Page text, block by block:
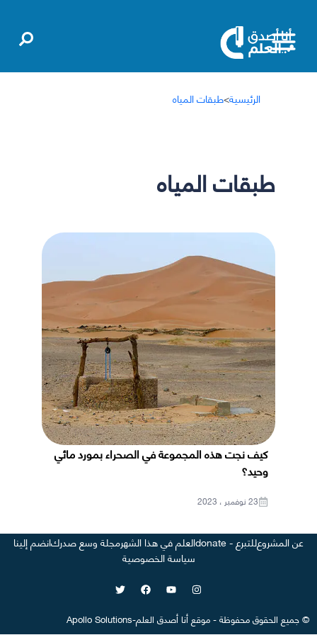
الرئيسية>طبقات المياه
طبقات المياه
كيف نجت هذه المجموعة في الصحراء بمورد مائي
وحيد؟
23 نوفمبر ، 2023
عن المشروعللتبرع - donate العلم في هذا الشهرمجلة وسع صدركانضم إلينا
سياسة الخصوصية
©جميع الحقوق محفوظة-موقعأنا أصدق العلم-
Apollo Solutions